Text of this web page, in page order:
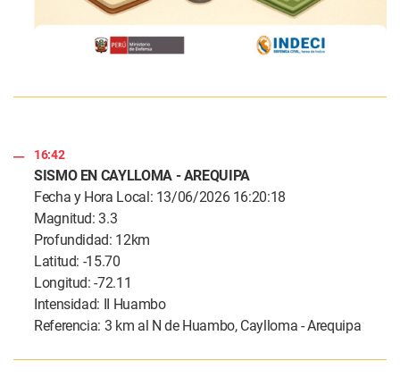
16:42
SISMO EN CAYLLOMA - AREQUIPA
Fecha y Hora Local: 13/06/2026 16:20:18
Magnitud: 3.3
Profundidad: 12km
Latitud: -15.70
Longitud: -72.11
Intensidad: II Huambo
Referencia: 3 km al N de Huambo, Caylloma - Arequipa